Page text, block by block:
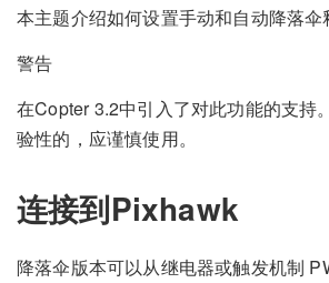
本主题介绍如何设置手动和自动降落伞
警告
在Copter 3.2中引入了对此功能的支持
验性的，应谨慎使用。
连接到Pixhawk
降落伞版本可以从继电器或触发机制